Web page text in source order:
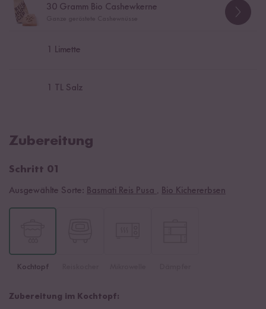
30 Gramm Bio Cashewkerne
1 Limette
1 TL Salz
Zubereitung
Schritt 01
Ausgewählte Sorte: Basmati Reis Pusa , Bio Kichererbsen
Kochtopf
Zubereitung im Kochtopf: